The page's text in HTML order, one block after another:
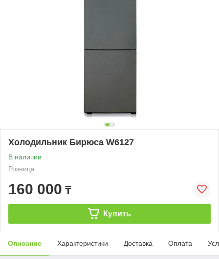
Холодильник Бирюса W6127
В наличии
Розница
160 000 ₸
Купить
Описание Характеристики Доставка Оплата